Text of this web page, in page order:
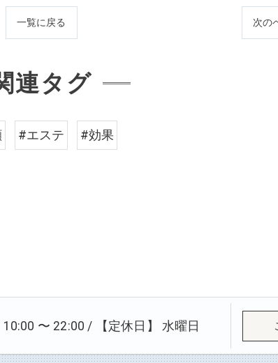
一覧に戻る 次の
連タグ
#エステ #効果
10:00 〜 22:00 / 【定休日】 水曜日